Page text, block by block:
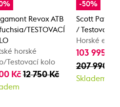
Revox ATB
TESTOVACÍ
horské
Testovací kolo
Kč12 750 Kč
-50%
Scott Patron
/ Testovací
Horské
103 995 Kč
207 990 Kč
Skladem